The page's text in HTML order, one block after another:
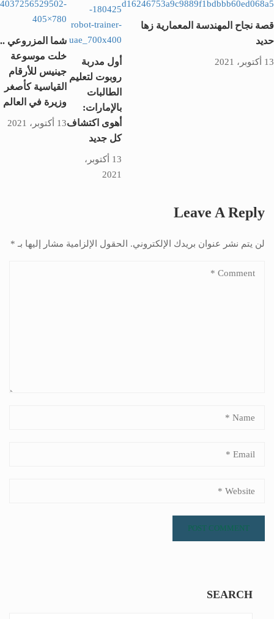
قصة نجاح المهندسة المعمارية زها
حديد
13 أكتوبر، 2021
أول مدربة
روبوت لتعليم
الطالبات
بالإمارات:
أهوى اكتشاف
كل جديد
13 أكتوبر،
2021
شما المزروعي ..
خلت موسوعة
جينيس للأرقام
القياسية كأصغر
وزيرة في العالم
13 أكتوبر، 2021
Leave A Reply
لن يتم نشر عنوان بريدك الإلكتروني. الحقول الإلزامية مشار إليها بـ *
SEARCH